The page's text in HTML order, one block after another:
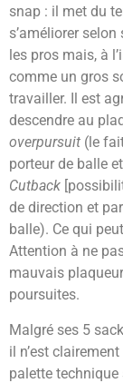
snap : il met du
s’améliorer
les pros mais, à
comme un gros
travailler. Il est
descendre au
overpursuit (le
porteur de balle
Cutback
de direction et
balle). Ce qui
Attention à ne
mauvais
poursuites.
Malgré ses 5
il n’est
palette technique